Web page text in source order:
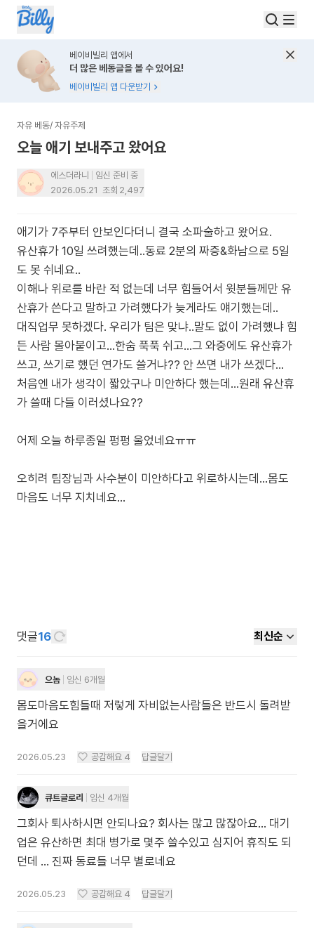
베이비빌리 앱에서
더 많은 베동글을 볼 수 있어요!
베이비빌리 앱 다운받기
자유 베동/ 자유주제
오늘 애기 보내주고 왔어요
에스더라니
임신 준비 중
2026.05.21 조회 2,497
애기가 7주부터 안보인다더니 결국 소파술하고 왔어요.
유산휴가 10일 쓰려했는데..동료 2분의 짜증&화남으로 5일
도 못 쉬네요..
이해나 위로를 바란 적 없는데 너무 힘들어서 윗분들께만 유
산휴가 쓴다고 말하고 가려했다가 늦게라도 얘기했는데..
대직업무 못하겠다. 우리가 팀은 맞냐..말도 없이 가려했냐 힘
든 사람 몰아붙이고...한숨 푹푹 쉬고...그 와중에도 유산휴가
쓰고, 쓰기로 했던 연가도 쓸거냐?? 안 쓰면 내가 쓰겠다...
처음엔 내가 생각이 짧았구나 미안하다 했는데...원래 유산휴
가 쓸때 다들 이러셨나요??
어제 오늘 하루종일 펑펑 울었네요ㅠㅠ
오히려 팀장님과 사수분이 미안하다고 위로하시는데...몸도
마음도 너무 지치네요...
댓글16 최신순
으놈 임신 6개월
몸도마음도힘들때 저렇게 자비없는사람들은 반드시 돌려받
을거에요
2026.05.23 공감해요 4 답글달기
큐트글로리 임신 4개월
그회사 퇴사하시면 안되나요? 회사는 많고 많잖아요... 대기
업은 유산하면 최대 병가로 몇주 쓸수있고 심지어 휴직도 되
던데 ... 진짜 동료들 너무 별로네요
2026.05.23 공감해요 4 답글달기